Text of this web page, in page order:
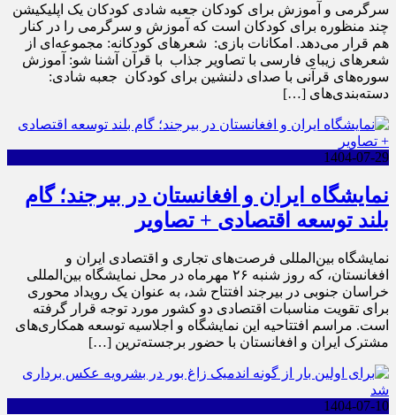
سرگرمی و آموزش برای کودکان ‌‌‌‌جعبه شادی کودکان یک اپلیکیشن
چند منظوره برای کودکان است که آموزش و سرگرمی را در کنار
هم قرار می‌دهد. ‌‌‌امکانات بازی: ‌‌‌ شعرهای کودکانه: مجموعه‌ای از
شعرهای زیبای فارسی با تصاویر جذاب ‌‌‌ با قرآن آشنا شو: آموزش
سوره‌های قرآنی با صدای دلنشین برای کودکان ‌‌‌ جعبه شادی:
دسته‌بندی‌های […]
1404-07-29
نمایشگاه ایران و افغانستان در بیرجند؛ گام
بلند توسعه اقتصادی + تصاویر
نمایشگاه بین‌المللی فرصت‌های تجاری و اقتصادی ایران و
افغانستان، که روز شنبه ۲۶ مهرماه در محل نمایشگاه بین‌المللی
خراسان جنوبی در بیرجند افتتاح شد، به عنوان یک رویداد محوری
برای تقویت مناسبات اقتصادی دو کشور مورد توجه قرار گرفته
است. مراسم افتتاحیه این نمایشگاه و اجلاسیه توسعه همکاری‌های
مشترک ایران و افغانستان با حضور برجسته‌ترین […]
1404-07-10